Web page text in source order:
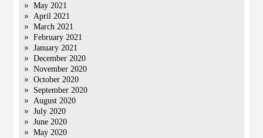
May 2021
April 2021
March 2021
February 2021
January 2021
December 2020
November 2020
October 2020
September 2020
August 2020
July 2020
June 2020
May 2020